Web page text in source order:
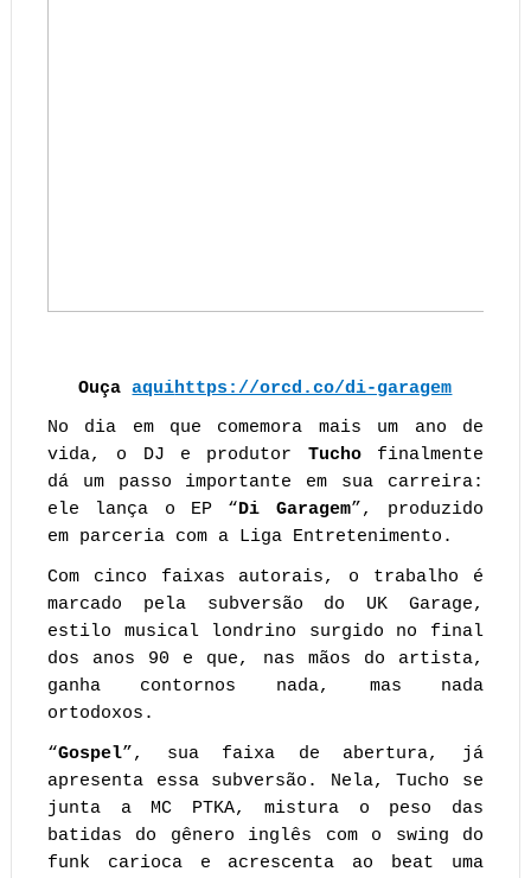
Ouçaaquihttps://orcd.co/di-garagem
No dia em que comemora mais um ano de
vida, o DJ e produtor Tuchofinalmente
dá um passo importante em sua carreira:
ele lança o EP “Di Garagem”, produzido
em parceria com a Liga Entretenimento.
Com cinco faixas autorais, o trabalho é
marcado pela subversão do UK Garage,
estilo musical londrino surgido no final
dos anos 90 e que, nas mãos do artista,
ganha contornos nada, mas nada
ortodoxos.
“Gospel”, sua faixa de abertura, já
apresenta essa subversão. Nela, Tucho se
junta a MC PTKA, mistura o peso das
batidas do gênero inglês com o swing do
funk carioca e acrescenta ao beat uma